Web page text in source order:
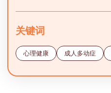
关键词
心理健康 成人多动症